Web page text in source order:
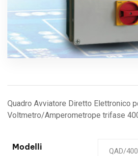
Quadro Avviatore Diretto Elettronico
Voltmetro/Amperometrope trifase
Modelli
QAD/